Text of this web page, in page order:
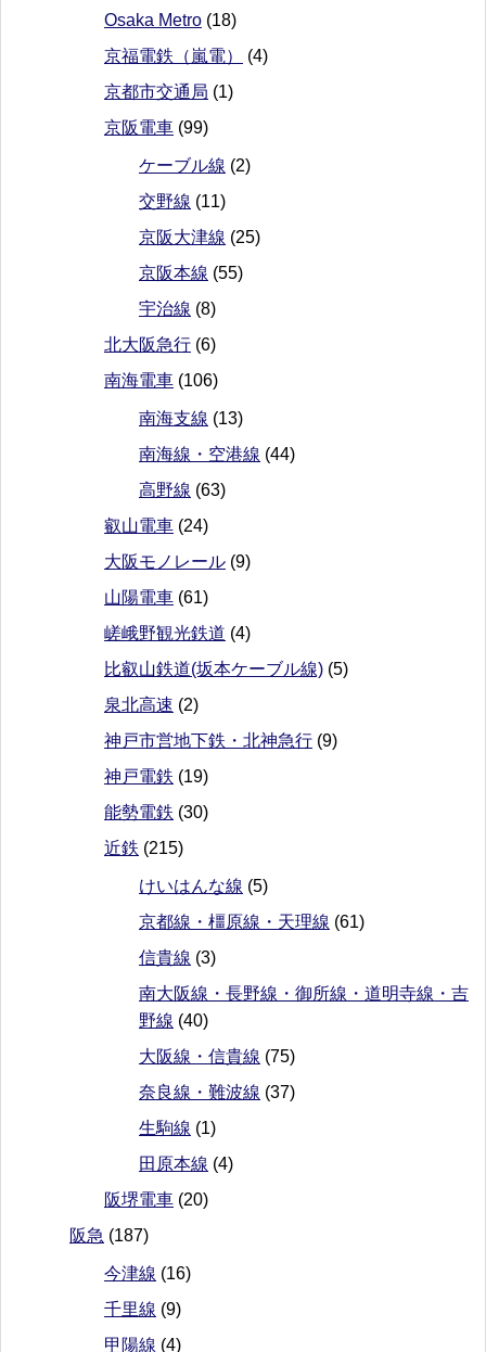
Osaka Metro (18)
京福電鉄（嵐電）
(4)
京都市交通局 (1)
京阪電車 (99)
ケーブル線 (2)
交野線 (11)
京阪大津線 (25)
京阪本線 (55)
宇治線 (8)
北大阪急行 (6)
南海電車 (106)
南海支線 (13)
南海線・空港線 (44)
高野線 (63)
叡山電車 (24)
大阪モノレール (9)
山陽電車 (61)
嵯峨野観光鉄道 (4)
比叡山鉄道(坂本ケーブル線) (5)
泉北高速 (2)
神戸市営地下鉄・北神急行 (9)
神戸電鉄 (19)
能勢電鉄 (30)
近鉄 (215)
けいはんな線 (5)
京都線・橿原線・天理線 (61)
信貴線 (3)
南大阪線・長野線・御所線・道明寺線・吉
野線 (40)
大阪線・信貴線 (75)
奈良線・難波線 (37)
生駒線 (1)
田原本線 (4)
阪堺電車 (20)
阪急 (187)
今津線 (16)
千里線 (9)
甲陽線 (4)